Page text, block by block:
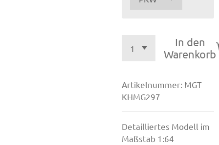
In den
Warenkorb
Artikelnummer: MGT
KHMG297
Detailliertes Modell im
Maßstab 1:64